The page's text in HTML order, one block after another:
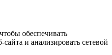
обеспечивать
и анализировать сетевой